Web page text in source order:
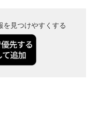
見つけやすくする